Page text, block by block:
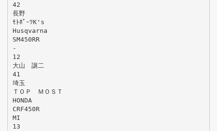
42
長野
ﾓﾄﾎﾟｰﾂK's
Husqvarna
SM450RR
-
12
大山 譲二
41
埼玉
ＴＯＰ ＭＯＳＴ
HONDA
CRF450R
MI
13